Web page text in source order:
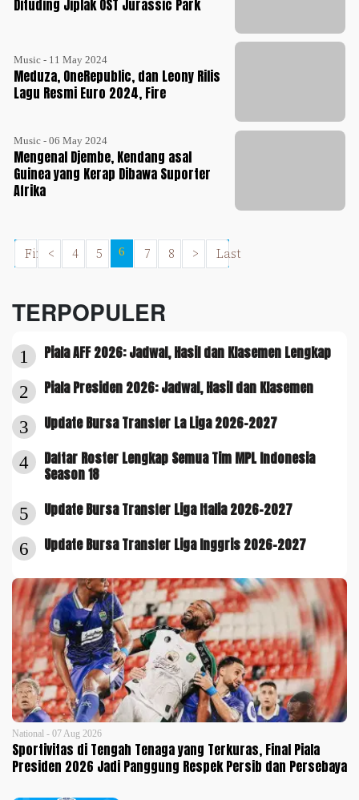
Dituding Jiplak OST Jurassic Park
Music - 11 May 2024
Meduza, OneRepublic, dan Leony Rilis
Lagu Resmi Euro 2024, Fire
Music - 06 May 2024
Mengenal Djembe, Kendang asal
Guinea yang Kerap Dibawa Suporter
Afrika
First< 4 5 6 7 8 > Last
TERPOPULER
1 Piala AFF 2026: Jadwal, Hasil dan Klasemen Lengkap
2 Piala Presiden 2026: Jadwal, Hasil dan Klasemen
3 Update Bursa Transfer La Liga 2026-2027
4
Daftar Roster Lengkap Semua Tim MPL Indonesia
Season 18
5 Update Bursa Transfer Liga Italia 2026-2027
6 Update Bursa Transfer Liga Inggris 2026-2027
National - 07 Aug 2026
Sportivitas di Tengah Tenaga yang Terkuras, Final Piala
Presiden 2026 Jadi Panggung Respek Persib dan Persebaya